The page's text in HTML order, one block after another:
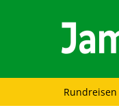
Rundreisen